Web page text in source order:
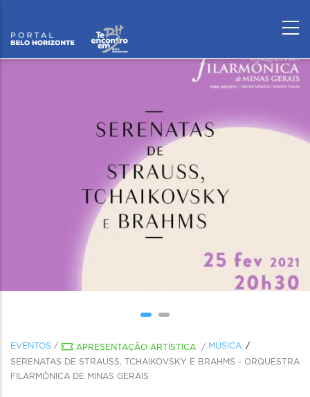
EVENTOS / APRESENTAÇÃO ARTÍSTICA / MÚSICA
SERENATAS DE STRAUSS, TCHAIKOVSKY E BRAHMS - ORQUESTRA
FILARMÔNICA DE MINAS GERAIS